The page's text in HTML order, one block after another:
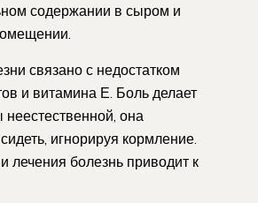
содержании в сыром и
связано с недостатком
и витамина Е. Боль делает
неестественной, она
игнорируя кормление.
лечения болезнь приводит к